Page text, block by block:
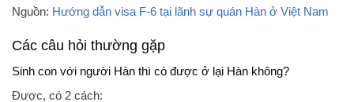
Nguồn: Hướng dẫn visa F-6 tại lãnh sự quán Hàn ở Việt Nam
Các câu hỏi thường gặp
Sinh con với người Hàn thì có được ở lại Hàn không?
Được, có 2 cách: